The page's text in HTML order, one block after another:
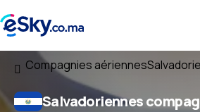
Compagnies aériennes
Salvadoriennes